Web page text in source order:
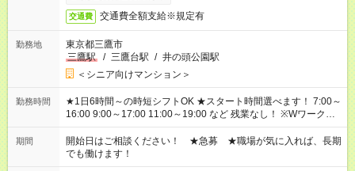
交通費 交通費全額支給※規定有
勤務地
東京都三鷹市
三鷹駅
/ 三鷹台駅 / 井の頭公園駅
＜シニア向けマンション＞
勤務時間
★1日6時間～の時短シフトOK ★スタート時間選べます！ 7:00～
16:00 9:00～17:00 11:00～19:00 など 残業なし！ ※Wワークの
場合、他のお仕事と合わせ週40時間超の就業はご案内できませ
ん ※法令に基づき、週20時間以上勤務は社会保険への加入対象
となります ※労働者派遣法（日雇い派遣の原則禁止）により、
短時間・短期間の就業はご案内が難しい場合があります
期間
開始日はご相談ください！ ★急募 ★職場が気に入れば、長期
でも働けます！